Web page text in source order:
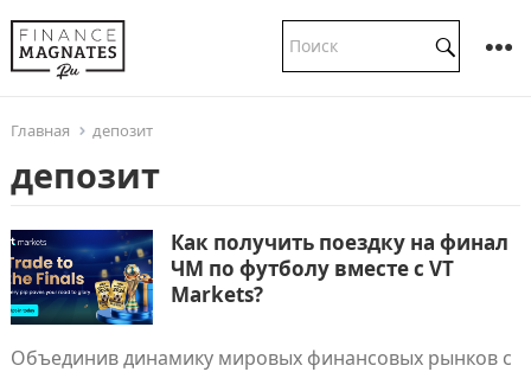
Главная депозит
депозит
Как получить поездку на финал
ЧМ по футболу вместе с VT
Markets?
Объединив динамику мировых финансовых рынков с